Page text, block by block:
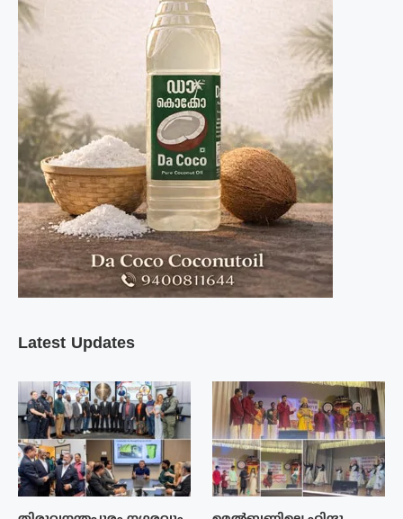
Latest Updates